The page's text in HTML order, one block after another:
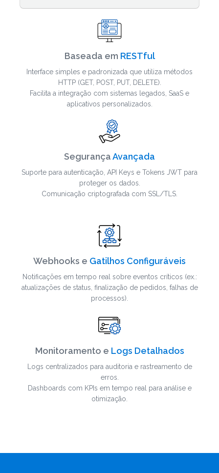
Baseada em RESTful
Interface simples e padronizada que utiliza métodos
HTTP (GET, POST, PUT, DELETE).
Facilita a integração com sistemas legados, SaaS e
aplicativos personalizados.
SegurançaAvançada
Suporte para autenticação, API Keys e Tokens JWT para
proteger os dados.
Comunicação criptografada com SSL/TLS.
Webhooks e Gatilhos Configuráveis
Notificações em tempo real sobre eventos críticos (ex.:
atualizações de status, finalização de pedidos, falhas de
processos).
Monitoramento e Logs Detalhados
Logs centralizados para auditoria e rastreamento de
erros.
Dashboards com KPIs em tempo real para análise e
otimização.